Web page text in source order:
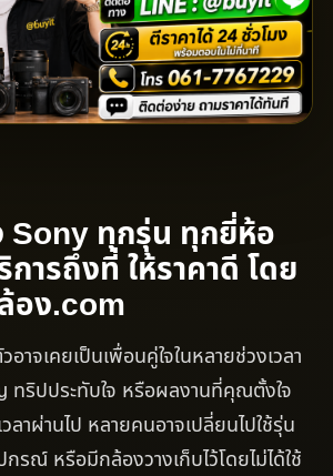
Sony ทุกรุ่น ทุกยี่ห้อ
ารถึงที่ ให้ราคาดี โดย
อง.com
าจเคยเป็นเพื่อนคู่ใจในหลายช่วงเวลา
ริปประทับใจ หรือผลงานที่คุณตั้งใจ
ลาผ่านไป หลายคนอาจเปลี่ยนไปใช้รุ่น
รณ์ หรือมีกล้องวางเก็บไว้โดยไม่ได้ใช้